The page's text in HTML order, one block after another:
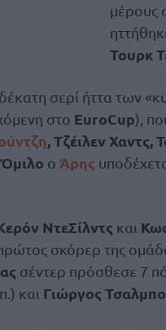
μέρους
Τουρκ
σερί ήττα των
στο EuroCup),
, Τζέιλεν Χαντς,
Όμιλο ο Άρης
ΝτεΣίλντς και
σκόρερ της
σέντερ πρόσθεσε 7
και Γιώργος